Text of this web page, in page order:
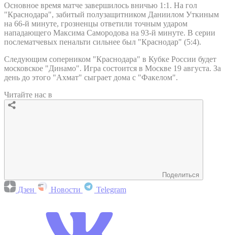
Основное время матче завершилось вничью 1:1. На гол
"Краснодара", забитый полузащитником Даниилом Уткиным
на 66-й минуте, грозненцы ответили точным ударом
нападающего Максима Самородова на 93-й минуте. В серии
послематчевых пенальти сильнее был "Краснодар" (5:4).
Следующим соперником "Краснодара" в Кубке России будет
московское "Динамо". Игра состоится в Москве 19 августа. За
день до этого "Ахмат" сыграет дома с "Факелом".
Читайте нас в
Поделиться
Дзен Новости Telegram